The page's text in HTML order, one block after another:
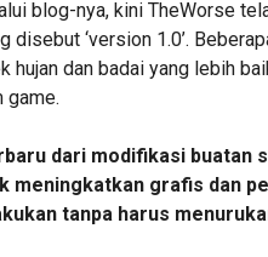
blog-nya, kini TheWorse
disebut ‘version 1.0’.
hujan dan badai yang lebih
game.
dari modifikasi buatan
meningkatkan grafis dan
tanpa harus